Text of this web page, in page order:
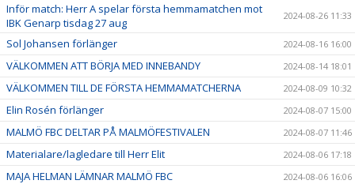
Inför match: Herr A spelar första hemmamatchen mot
IBK Genarp tisdag 27 aug
2024-08-26 11:33
Sol Johansen förlänger 2024-08-16 16:00
VÄLKOMMEN ATT BÖRJA MED INNEBANDY 2024-08-14 18:01
VÄLKOMMEN TILL DE FÖRSTA HEMMAMATCHERNA 2024-08-09 10:32
Elin Rosén förlänger 2024-08-07 15:00
MALMÖ FBC DELTAR PÅ MALMÖFESTIVALEN 2024-08-07 11:46
Materialare/lagledare till Herr Elit 2024-08-06 17:18
MAJA HELMAN LÄMNAR MALMÖ FBC 2024-08-06 16:06